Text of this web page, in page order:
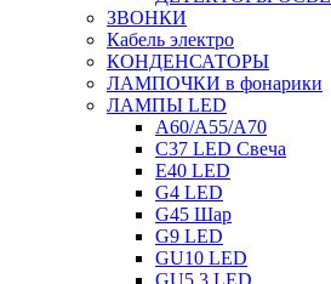
ЗВОНКИ
Кабель электро
КОНДЕНСАТОРЫ
ЛАМПОЧКИ в фонарики
ЛАМПЫ LED
A60/A55/A70
C37 LED Свеча
E40 LED
G4 LED
G45 Шар
G9 LED
GU10 LED
GU5.3 LED